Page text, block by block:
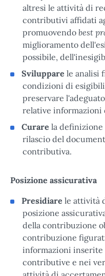
altresì le attività di
contributivi affidati
promuovendo best
miglioramento
possibile,
Sviluppare le analisi
condizioni di
preservare
relative informazioni
Curare la
rilascio del
contributiva.
Posizione assicurativa
Presidiare le attività
posizione
della contribuzione
contribuzione
informazioni
contributive e nei